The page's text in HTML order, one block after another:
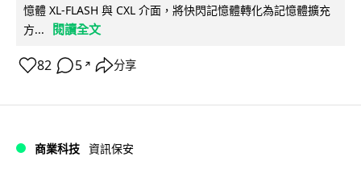
憶體 XL-FLASH 與 CXL 介面，將快閃記憶體轉化為記憶體擴充
方...
閱讀全文
82 5 ↗ 分享
商業科技 資訊保安